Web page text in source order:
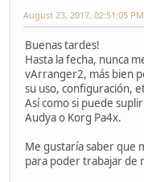
August 23, 2017, 02:51:05 PM
Buenas tardes!
Hasta la fecha, nunca
vArranger2, más bien
su uso, configuración,
Así como si puede
Audya o Korg Pa4x.
Me gustaría saber que
para poder trabajar de